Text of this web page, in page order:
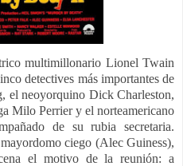
multimillonario Lionel Twain
detectives más importantes de
el neoyorquino Dick Charleston,
Milo Perrier y el norteamericano
de su rubia secretaria.
ciego (Alec Guiness),
el motivo de la reunión: a